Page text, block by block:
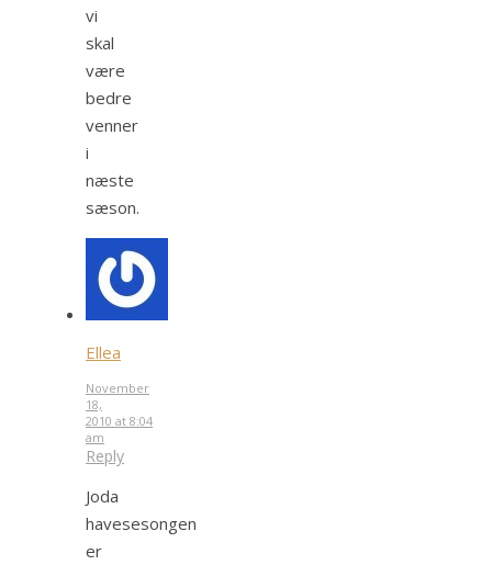
vi
skal
være
bedre
venner
i
næste
sæson.
Ellea
November
18,
2010 at 8:04
am
Reply
Joda
havesesongen
er